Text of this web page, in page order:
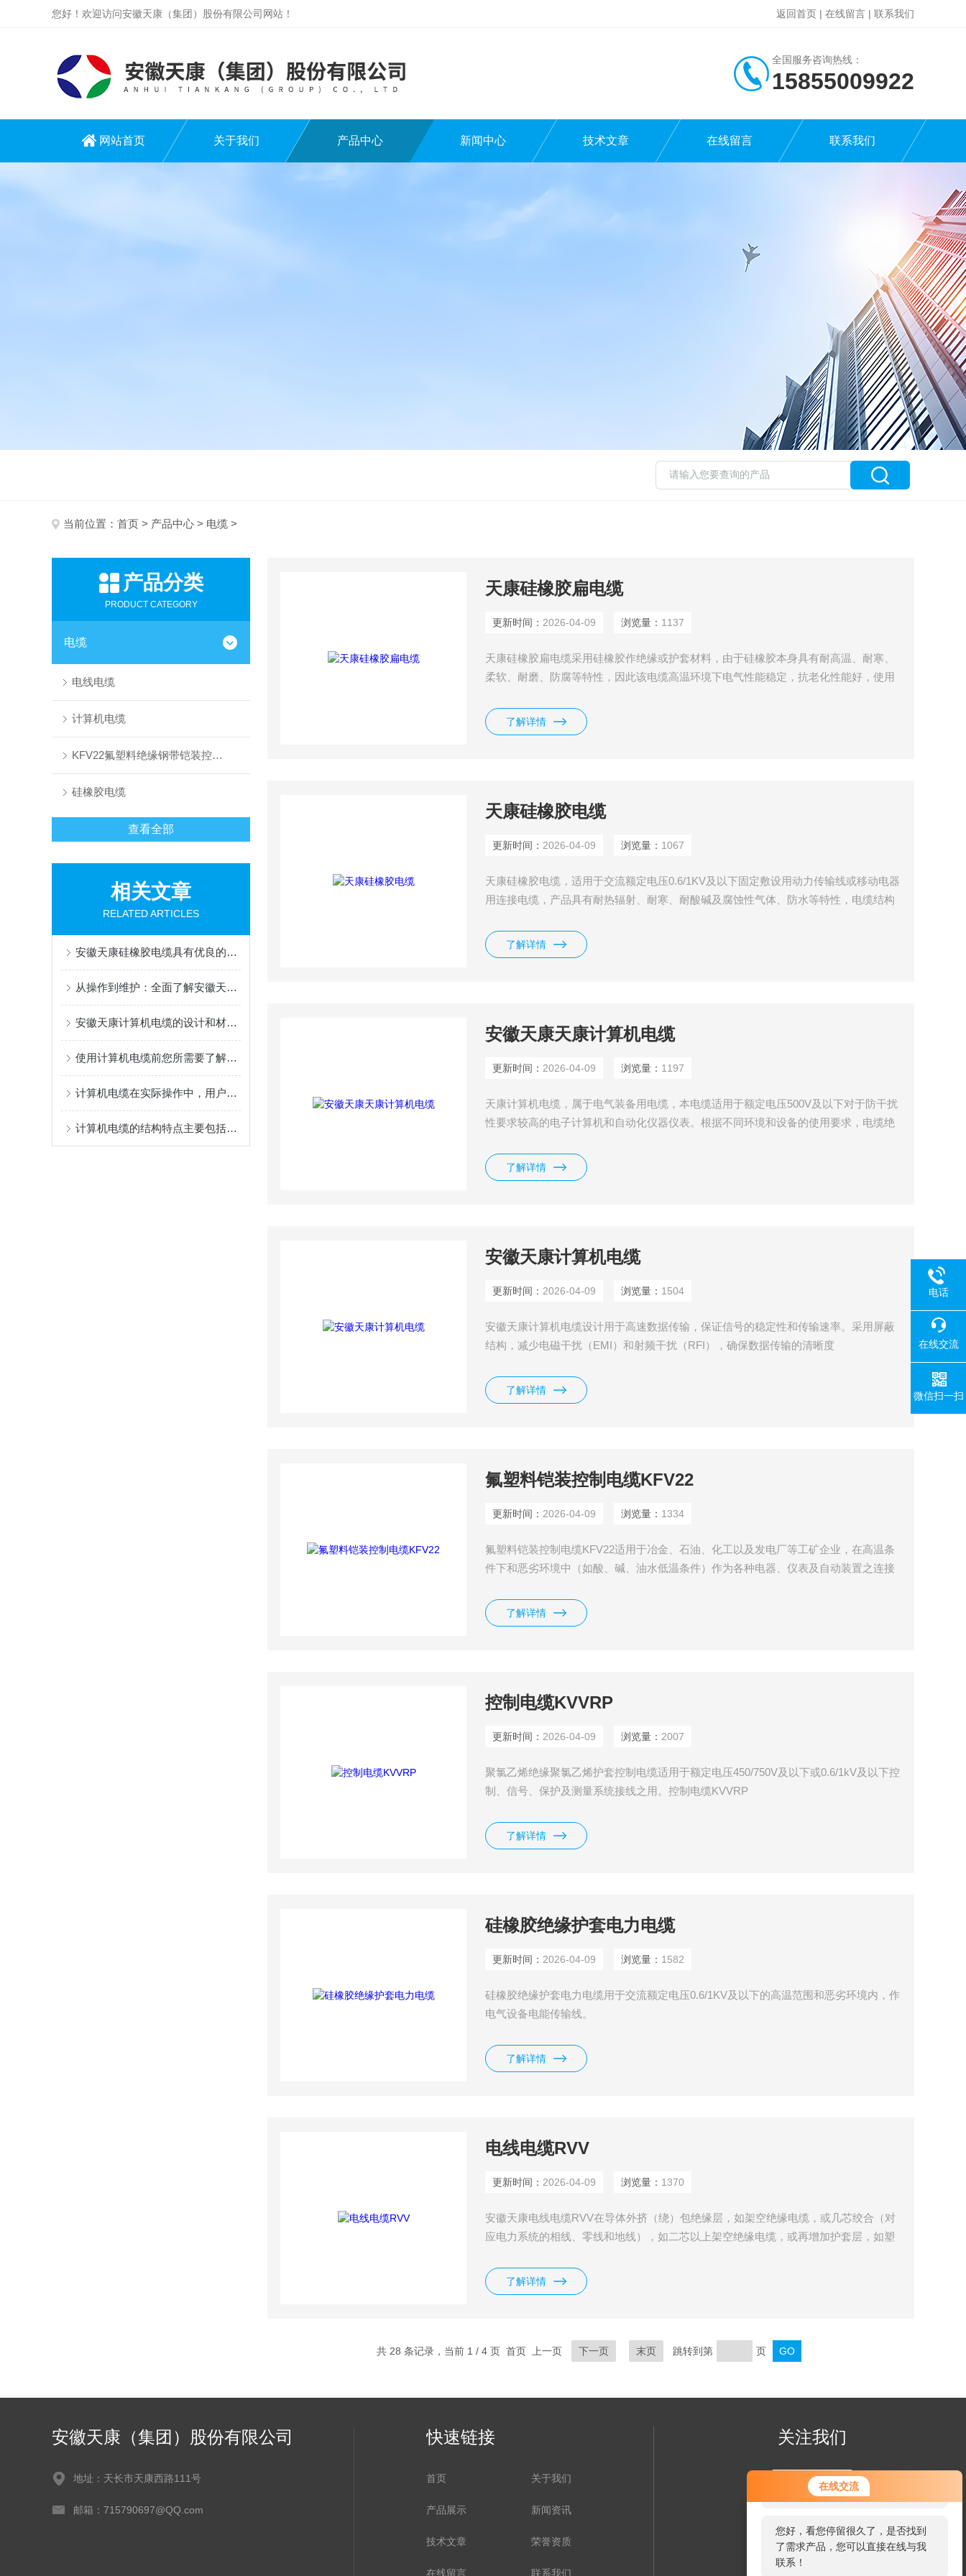
在线交流
您好！欢迎前来咨询，很高兴为您
服务，请问您要咨询什么问题呢？
您好，看您停留很久了，是否找到
了需求产品，您可以直接在线与我
联系！
您好！欢迎访问安徽天康（集团）股份有限公司网站！ 返回首页 | 在线留言 | 联系我们
全国服务咨询热线：
15855009922
网站首页 关于我们 产品中心 新闻中心 技术文章 在线留言 联系我们
当前位置： 首页 > 产品中心 > 电缆 >
产品分类
PRODUCT CATEGORY
电缆
电线电缆
计算机电缆
KFV22氟塑料绝缘钢带铠装控制电缆
硅橡胶电缆
查看全部
相关文章
RELATED ARTICLES
安徽天康硅橡胶电缆具有优良的抗阻燃性能
从操作到维护：全面了解安徽天康计算机电缆！
安徽天康计算机电缆的设计和材料所带来的优点介绍
使用计算机电缆前您所需要了解的相关知识点分享
计算机电缆在实际操作中，用户应注意以下几点
计算机电缆的结构特点主要包括以下几个方面
天康硅橡胶扁电缆
更新时间： 2026-04-09 浏览量： 1137
天康硅橡胶扁电缆采用硅橡胶作绝缘或护套材料，由于硅橡胶本身具有耐高温、耐寒、
柔软、耐磨、防腐等特性，因此该电缆高温环境下电气性能稳定，抗老化性能好，使用
机械等移动设备和电器用动力传输线及控制、照明、通讯线路，本产品已广泛应用于冶
金、电力、化工、船舶、港口等行业。
了解详情
天康硅橡胶电缆
更新时间： 2026-04-09 浏览量： 1067
天康硅橡胶电缆，适用于交流额定电压0.6/1KV及以下固定敷设用动力传输线或移动电器
用连接电缆，产品具有耐热辐射、耐寒、耐酸碱及腐蚀性气体、防水等特性，电缆结构
用于冶金、电力、石化、电子、汽车制造等行业。
了解详情
安徽天康天康计算机电缆
更新时间： 2026-04-09 浏览量： 1197
天康计算机电缆，属于电气装备用电缆，本电缆适用于额定电压500V及以下对于防干扰
性要求较高的电子计算机和自动化仪器仪表。根据不同环境和设备的使用要求，电缆绝
了解详情
安徽天康计算机电缆
更新时间： 2026-04-09 浏览量： 1504
安徽天康计算机电缆设计用于高速数据传输，保证信号的稳定性和传输速率。采用屏蔽
结构，减少电磁干扰（EMI）和射频干扰（RFI），确保数据传输的清晰度
了解详情
氟塑料铠装控制电缆KFV22
更新时间： 2026-04-09 浏览量： 1334
氟塑料铠装控制电缆KFV22适用于冶金、石油、化工以及发电厂等工矿企业，在高温条
件下和恶劣环境中（如酸、碱、油水低温条件）作为各种电器、仪表及自动装置之连接
了解详情
控制电缆KVVRP
更新时间： 2026-04-09 浏览量： 2007
聚氯乙烯绝缘聚氯乙烯护套控制电缆适用于额定电压450/750V及以下或0.6/1kV及以下控
制、信号、保护及测量系统接线之用。控制电缆KVVRP
了解详情
硅橡胶绝缘护套电力电缆
更新时间： 2026-04-09 浏览量： 1582
硅橡胶绝缘护套电力电缆用于交流额定电压0.6/1KV及以下的高温范围和恶劣环境内，作
电气设备电能传输线。
了解详情
电线电缆RVV
更新时间： 2026-04-09 浏览量： 1370
安徽天康电线电缆RVV在导体外挤（绕）包绝缘层，如架空绝缘电缆，或几芯绞合（对
应电力系统的相线、零线和地线），如二芯以上架空绝缘电缆，或再增加护套层，如塑
了解详情
共 28 条记录，当前 1 / 4 页 首页 上一页 下一页 末页 跳转到第 页
安徽天康（集团）股份有限公司
地址：天长市天康西路111号
邮箱：715790697@QQ.com
快速链接
首页 关于我们
产品展示 新闻资讯
技术文章 荣誉资质
在线留言 联系我们
关注我们
欢迎您关注我们的微信公众号
电话
在线交流
微信扫一扫